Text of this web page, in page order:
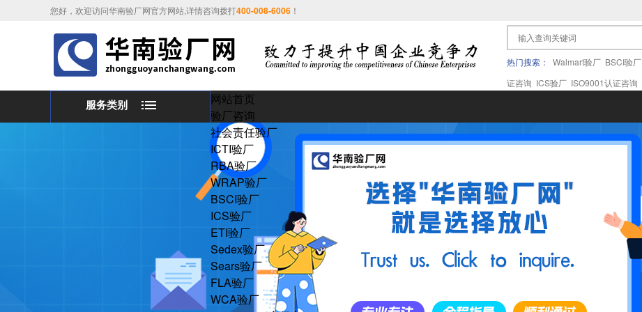
您好，欢迎访问华南验厂网官方网站,详情咨询拨打400-008-6006 ！
热门搜索： Walmart验厂 BSCI验厂
证咨询 ICS验厂 ISO9001认证咨询
服务类别
网站首页
验厂咨询
社会责任验厂
ICTI验厂
RBA验厂
WRAP验厂
BSCI验厂
ICS验厂
ETI验厂
Sedex验厂
Sears验厂
FLA验厂
WCA验厂